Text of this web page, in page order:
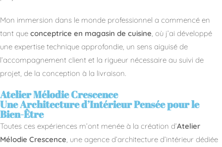
Mon immersion dans le monde professionnel a commencé en
tant que conceptrice en magasin de cuisine, où j’ai développé
une expertise technique approfondie, un sens aiguisé de
l’accompagnement client et la rigueur nécessaire au suivi de
projet, de la conception à la livraison.
Atelier Mélodie Crescence
Une Architecture d’Intérieur Pensée pour le
Bien-Être
Toutes ces expériences m’ont menée à la création d’Atelier
Mélodie Crescence, une agence d’architecture d’intérieur dédiée